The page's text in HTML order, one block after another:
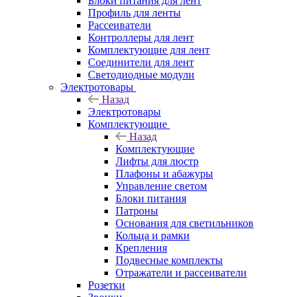
Профиль для ленты
Рассеиватели
Контроллеры для лент
Комплектующие для лент
Соединители для лент
Светодиодные модули
Электротовары
Назад
Электротовары
Комплектующие
Назад
Комплектующие
Лифты для люстр
Плафоны и абажуры
Управление светом
Блоки питания
Патроны
Основания для светильников
Кольца и рамки
Крепления
Подвесные комплекты
Отражатели и рассеиватели
Розетки